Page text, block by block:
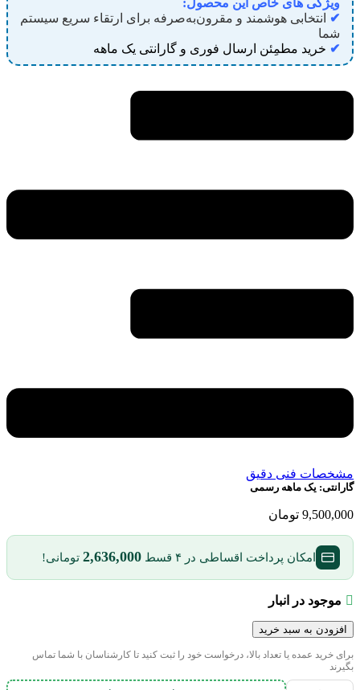
ویژگی های خاص این محصول:
✔
انتخابی هوشمند و مقرون‌به‌صرفه برای ارتقاء سریع سیستم
شما
✔ خرید مطمِئن ارسال فوری و گارانتی یک ماهه
مشخصات فنی دقیق
گارانتی: یک ماهه رسمی
9,500,000 تومان
امکان پرداخت اقساطی در ۴ قسط 2,636,000 تومانی!
موجود در انبار
افزودن به سبد خرید
برای خرید عمده یا تعداد بالا، درخواست خود را ثبت کنید تا کارشناسان با شما تماس
بگیرند